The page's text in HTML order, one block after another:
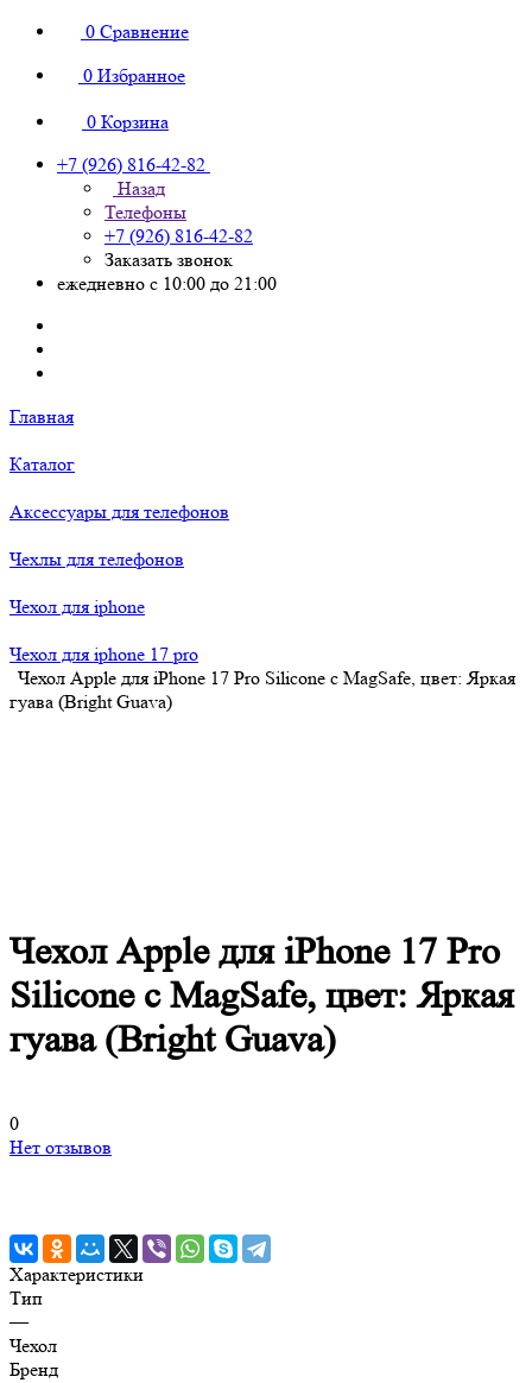
0 Сравнение
0 Избранное
0 Корзина
+7 (926) 816-42-82
Назад
Телефоны
+7 (926) 816-42-82
Заказать звонок
ежедневно с 10:00 до 21:00
Главная
Каталог
Аксессуары для телефонов
Чехлы для телефонов
Чехол для iphone
Чехол для iphone 17 pro
Чехол Apple для iPhone 17 Pro Silicone c MagSafe, цвет: Яркая
гуава (Bright Guava)
Чехол Apple для iPhone 17 Pro
Silicone c MagSafe, цвет: Яркая
гуава (Bright Guava)
0
Нет отзывов
Характеристики
Тип
—
Чехол
Бренд